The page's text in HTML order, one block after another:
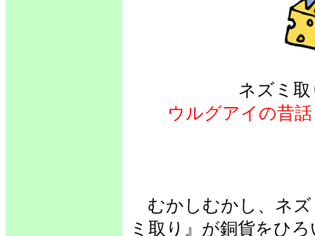
ネズミ
ウルグアイの昔
むかしむかし、ネズ
ミ取り』が銅貨をひ